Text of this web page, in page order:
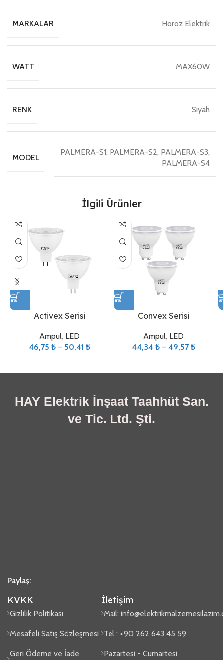
MARKALAR Horoz Elektrik
WATT MAX60W
RENK Siyah
MODEL
PALMERA-S1, PALMERA-S2, PALMERA-S3,
PALMERA-S4
İlgili Ürünler
Activex Serisi
Ampul, LED
46,75 ₺ – 50,41 ₺
Convex Serisi
Ampul, LED
44,34 ₺ – 49,57₺
HAY Elektrik İnşaat Taahhüt San.
ve Tic. Ltd. Şti.
Paylaş:
KVKK
Gizlilik Politikası
Mesafeli Satış Sözleşmesi
Geri Ödeme ve İade
İletişim
Mail:
Tel : +90 262 643 45 59
Pazartesi - Cumartesi